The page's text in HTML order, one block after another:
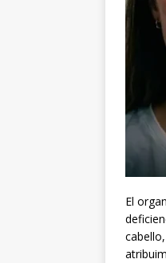
El